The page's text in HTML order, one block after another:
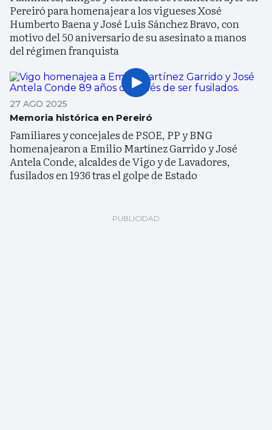
Pereiró para homenajear a los vigueses Xosé
Humberto Baena y José Luis Sánchez Bravo, con
motivo del 50 aniversario de su asesinato a manos
del régimen franquista
27 AGO 2025
Memoria histórica en Pereiró
Familiares y concejales de PSOE, PP y BNG
homenajearon a Emilio Martínez Garrido y José
Antela Conde, alcaldes de Vigo y de Lavadores,
fusilados en 1936 tras el golpe de Estado